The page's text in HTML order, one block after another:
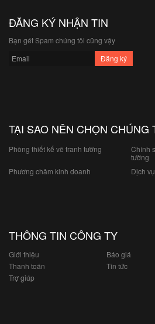
ĐĂNG KÝ NHẬN TIN
Bạn gét Spam chúng tôi cũng vậy
TẠI SAO NÊN CHỌN CHÚNG
Phòng thiết kế vẽ tranh tường
Chính
tường
Phương châm kinh doanh
Dịch
THÔNG TIN CÔNG TY
Giới thiệu
Báo giá
Thanh toán
Tin tức
Trợ giúp